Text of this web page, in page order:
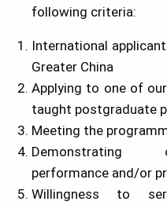
following criteria:
International
Greater China
Applying to one of
taught postgraduate
Meeting the
Demonstrating
performance and/or
Willingness to